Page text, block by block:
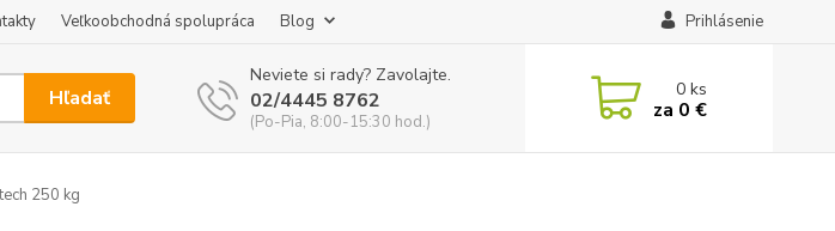
Veľkoobchodná spolupráca Blog Prihlásenie
Hľadať
Neviete si rady? Zavolajte.
02/4445 8762
(Po-Pia, 8:00-15:30 hod.)
0ks
za 0 €
250 kg